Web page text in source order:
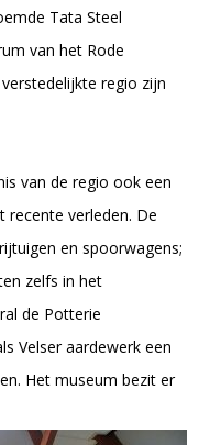
Tata Steel
van het Rode
regio zijn
van de regio ook een
recente verleden. De
en spoorwagens;
zelfs in het
de Potterie
Velser aardewerk een
Het museum bezit er